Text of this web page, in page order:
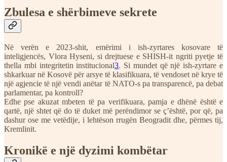
Zbulesa e shërbimeve sekrete
Në verën e 2023-shit, emërimi i ish-zyrtares kosovare të
inteligjencës, Vlora Hyseni , si drejtuese e SHISH-it ngriti pyetje të
thella mbi integritetin institucional3. Si mundet që një ish-zyrtare e
shkarkuar në Kosovë për arsye të klasifikuara, të vendoset në krye të
një agjencie të një vendi anëtar të NATO-s pa transparencë, pa debat
parlamentar, pa kontroll?
Edhe pse akuzat mbeten të pa verifikuara, pamja e dhënë është e
qartë, një shtet që do të duket më perëndimor se ç’është, por që, pa
dashur ose me vetëdije, i lehtëson rrugën Beogradit dhe, përmes tij,
Kremlinit.
Kronikë e një dyzimi kombëtar